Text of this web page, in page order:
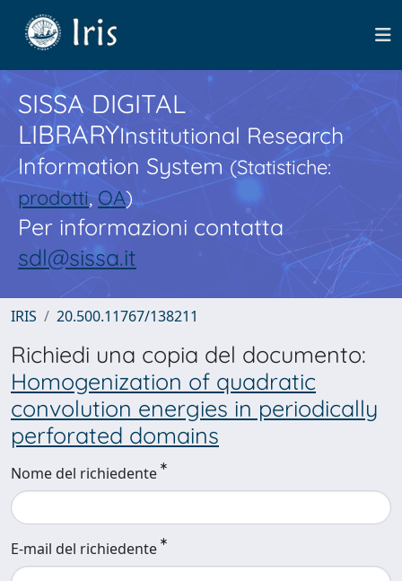
SISSA DIGITAL
LIBRARYInstitutional Research
Information System(Statistiche:
prodotti,OA)
Per informazioni contatta
sdl@sissa.it
IRIS 20.500.11767/138211
Richiedi una copia del documento:
Homogenization of quadratic
convolution energies in periodically
perforated domains
Nome del richiedente
E-mail del richiedente